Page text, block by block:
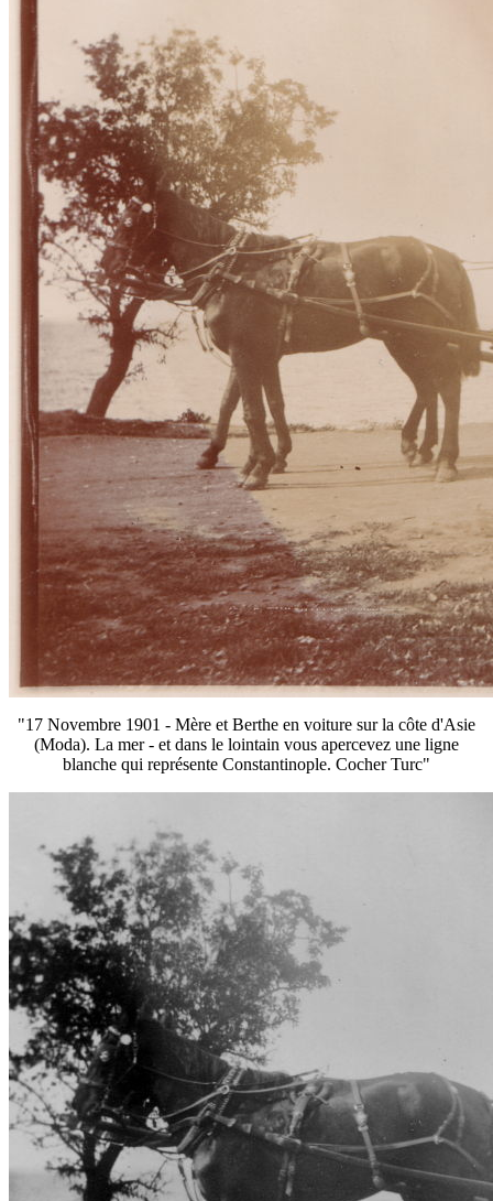
"17 Novembre 1901 - Mère et Berthe en voiture sur la côte d'Asie
(Moda). La mer - et dans le lointain vous apercevez une ligne
blanche qui représente Constantinople. Cocher Turc"